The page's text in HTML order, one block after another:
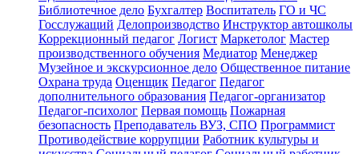
Библиотечное дело Бухгалтер Воспитатель ГО и ЧС
Госслужащий Делопроизводство Инструктор автошколы
Коррекционный педагог Логист Маркетолог Мастер
производственного обучения Медиатор Менеджер
Музейное и экскурсионное дело Общественное питание
Охрана труда Оценщик Педагог Педагог
дополнительного образования Педагог-организатор
Педагог-психолог Первая помощь Пожарная
безопасность Преподаватель ВУЗ, СПО Программист
Противодействие коррупции Работник культуры и